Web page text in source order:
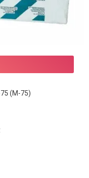
75 (М-75)